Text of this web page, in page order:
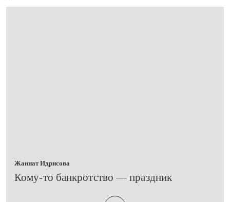
Жаннат Идрисова
​Кому-то банкротство — праздник